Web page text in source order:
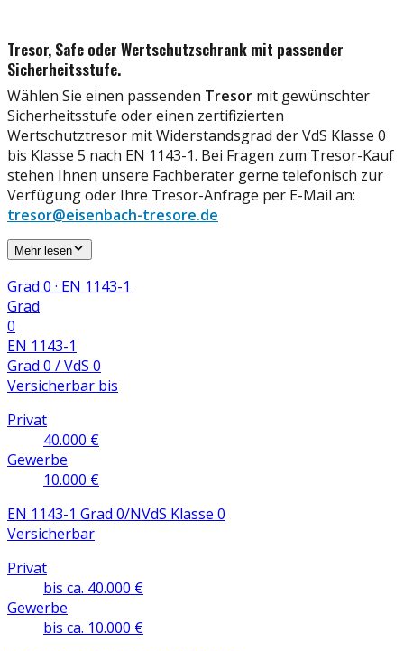
Tresor, Safe oder Wertschutzschrank mit passender
Sicherheitsstufe.
Wählen Sie einen passenden Tresor mit gewünschter
Sicherheitsstufe oder einen zertifizierten
Wertschutztresor mit Widerstandsgrad der VdS Klasse 0
bis Klasse 5 nach EN 1143-1. Bei Fragen zum Tresor-Kauf
stehen Ihnen unsere Fachberater gerne telefonisch zur
Verfügung oder Ihre Tresor-Anfrage per E-Mail an:
tresor@eisenbach-tresore.de
Mehr lesen
Grad 0 · EN 1143-1
Grad
0
EN 1143-1
Grad 0 / VdS 0
Versicherbar bis
Privat
40.000 €
Gewerbe
10.000 €
EN 1143-1 Grad 0/NVdS Klasse 0
Versicherbar
Privat
bis ca. 40.000 €
Gewerbe
bis ca. 10.000 €